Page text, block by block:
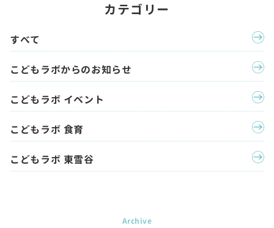
カテゴリー
すべて
こどもラボからのお知らせ
こどもラボ イベント
こどもラボ 食育
こどもラボ 東雪谷